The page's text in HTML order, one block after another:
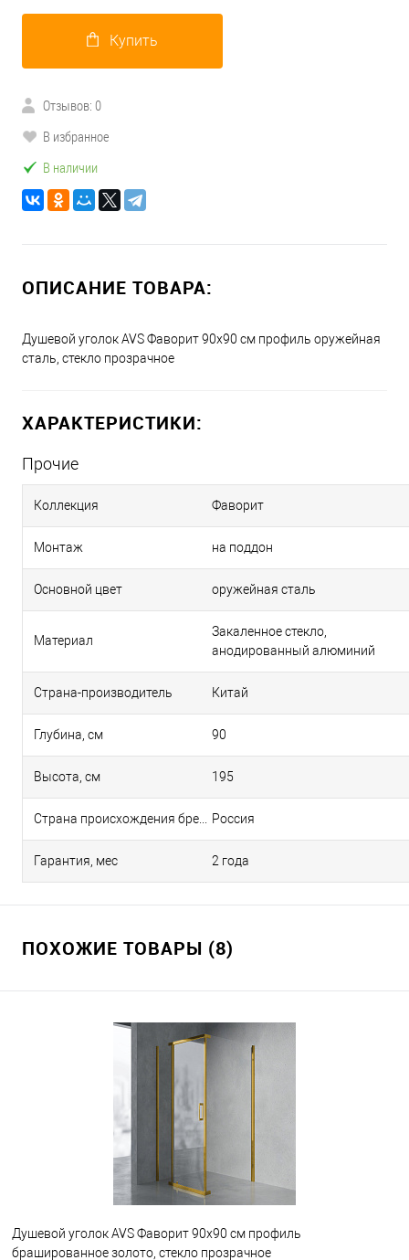
Купить
Отзывов: 0
В избранное
В наличии
ОПИСАНИЕ ТОВАРА:
Душевой уголок AVS Фаворит 90x90 см профиль оружейная
сталь, стекло прозрачное
ХАРАКТЕРИСТИКИ:
Прочие
Коллекция Фаворит
Монтаж на поддон
Основной цвет оружейная сталь
Материал
Закаленное стекло,
анодированный алюминий
Страна-производитель Китай
Глубина, см 90
Высота, см 195
Россия
Гарантия, мес 2 года
ПОХОЖИЕ ТОВАРЫ (8)
Душевой уголок AVS Фаворит 90x90 см профиль
брашированное золото, стекло прозрачное